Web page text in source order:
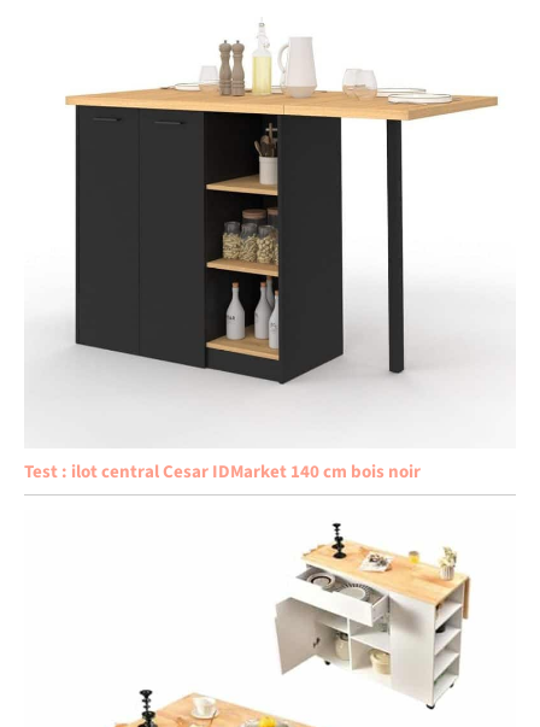
Test : ilot central Cesar IDMarket 140 cm bois noir